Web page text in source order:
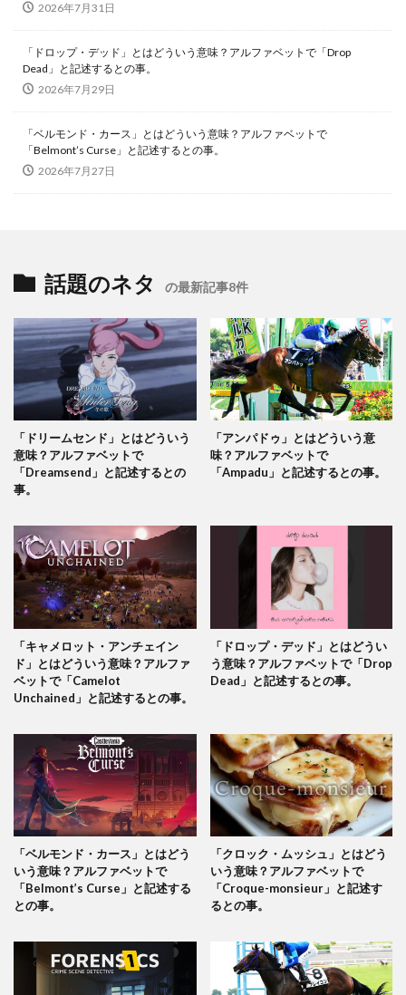
2026年7月31日
「ドロップ・デッド」とはどういう意味？アルファベットで「Drop
Dead」と記述するとの事。
2026年7月29日
「ベルモンド・カース」とはどういう意味？アルファベットで
「Belmont’s Curse」と記述するとの事。
2026年7月27日
話題のネタ の最新記事8件
「ドリームセンド」とはどういう
意味？アルファベットで
「Dreamsend」と記述するとの
事。
「アンパドゥ」とはどういう意
味？アルファベットで
「Ampadu」と記述するとの事。
「キャメロット・アンチェイン
ド」とはどういう意味？アルファ
ベットで「Camelot
Unchained」と記述するとの事。
「ドロップ・デッド」とはどうい
う意味？アルファベットで「Drop
Dead」と記述するとの事。
「ベルモンド・カース」とはどう
いう意味？アルファベットで
「Belmont’s Curse」と記述する
との事。
「クロック・ムッシュ」とはどう
いう意味？アルファベットで
「Croque-monsieur」と記述す
るとの事。